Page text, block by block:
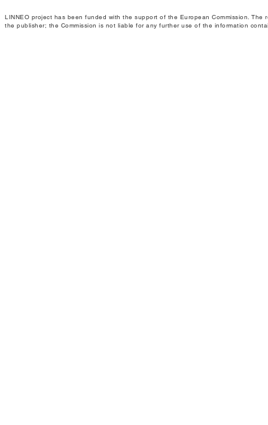
LINNEO project has been funded with the support of the European Commission.
the publisher; the Commission is not liable for any further use of the information